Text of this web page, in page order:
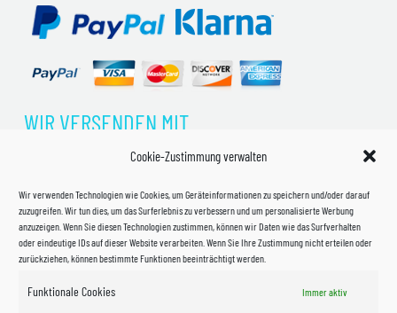
Cookie-Zustimmung verwalten
Wir verwenden Technologien wie Cookies, um Geräteinformationen zu speichern und/oder darauf
zuzugreifen. Wir tun dies, um das Surferlebnis zu verbessern und um personalisierte Werbung
anzuzeigen. Wenn Sie diesen Technologien zustimmen, können wir Daten wie das Surfverhalten
oder eindeutige IDs auf dieser Website verarbeiten. Wenn Sie Ihre Zustimmung nicht erteilen oder
zurückziehen, können bestimmte Funktionen beeinträchtigt werden.
Funktionale Cookies Immer aktiv
WIR VERSENDEN MIT